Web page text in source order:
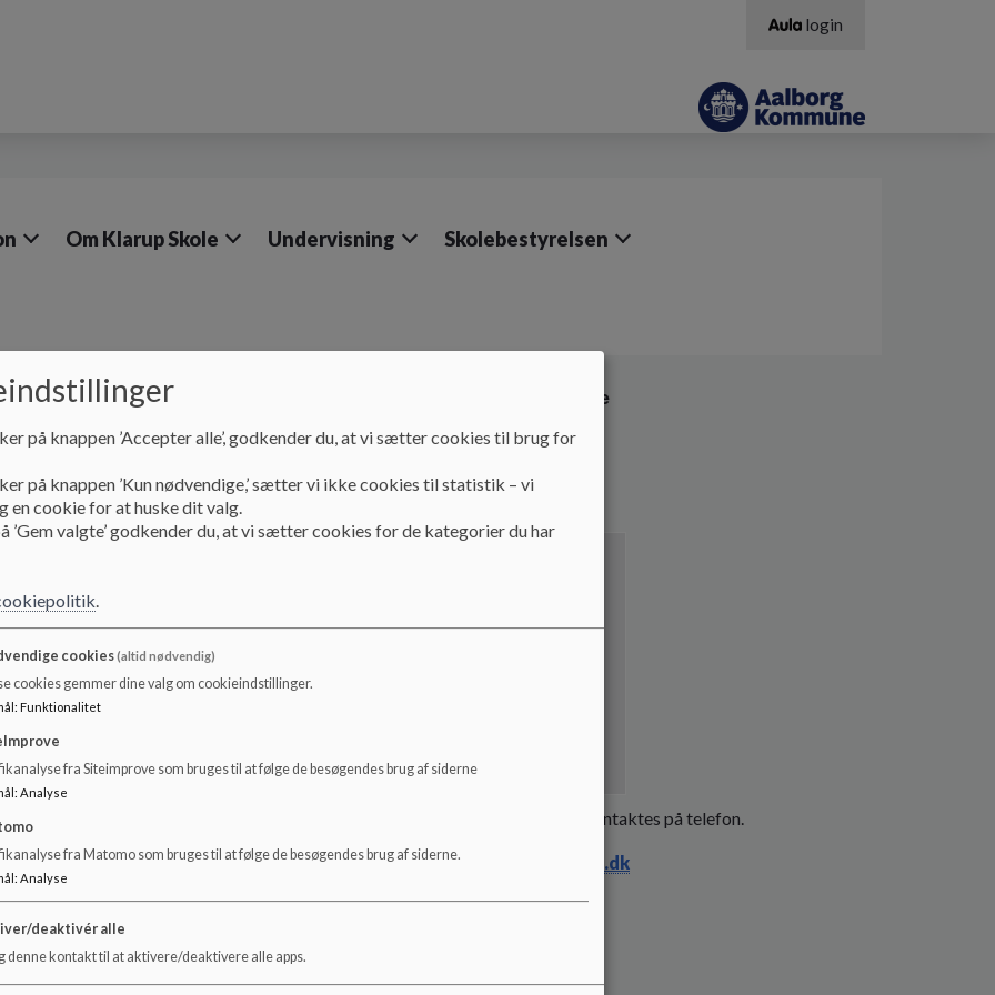
login
Om Klarup Skole Undervisning Skolebestyrelsen
Kontakt Øvrige samarbejdspartnere Skolesundhedsplejerske
Skolesundhedsplejerske
Annemette Aakjær Nielsen
Træffes primært mandag, onsdag og torsdag på skolen, men kan altid kontaktes på telefon.
Personfølsomme oplysning på skrift modtages gennem sundhedsvejen.dk
på knappen ’Accepter alle’, godkender du, at vi sætter cookies til brug for
på knappen ’Kun nødvendige,’ sætter vi ikke cookies til statistik – vi
en cookie for at huske dit valg.
’Gem valgte’ godkender du, at vi sætter cookies for de kategorier du har
.
cookies(altid nødvendig)
cookies gemmer dine valg om cookieindstillinger.
: Funktionalitet
fra Siteimprove som bruges til at følge de besøgendes brug af siderne
: Analyse
fra Matomo som bruges til at følge de besøgendes brug af siderne.
: Analyse
deaktivér alle
denne kontakt til at aktivere/deaktivere alle apps.